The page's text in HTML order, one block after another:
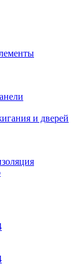
и дверей